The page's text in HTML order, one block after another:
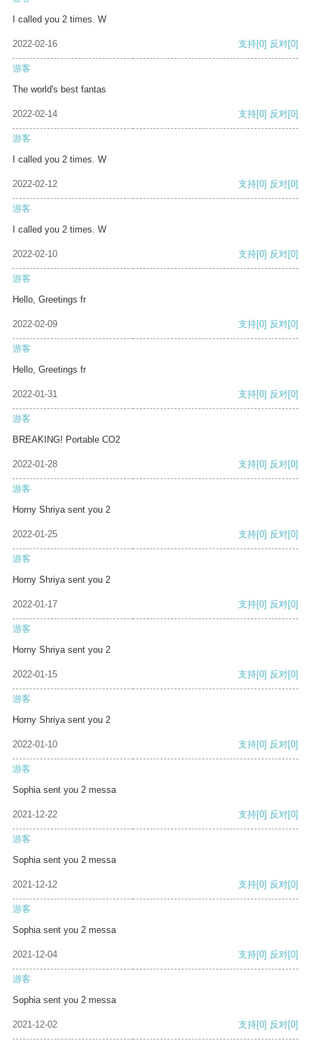
I called you 2 times. W
2022-02-16 支持[0] 反对[0]
游客
The world's best fantas
2022-02-14 支持[0] 反对[0]
游客
I called you 2 times. W
2022-02-12 支持[0] 反对[0]
游客
I called you 2 times. W
2022-02-10 支持[0] 反对[0]
游客
Hello, Greetings fr
2022-02-09 支持[0] 反对[0]
游客
Hello, Greetings fr
2022-01-31 支持[0] 反对[0]
游客
BREAKING! Portable CO2
2022-01-28 支持[0] 反对[0]
游客
Horny Shriya sent you 2
2022-01-25 支持[0] 反对[0]
游客
Horny Shriya sent you 2
2022-01-17 支持[0] 反对[0]
游客
Horny Shriya sent you 2
2022-01-15 支持[0] 反对[0]
游客
Horny Shriya sent you 2
2022-01-10 支持[0] 反对[0]
游客
Sophia sent you 2 messa
2021-12-22 支持[0] 反对[0]
游客
Sophia sent you 2 messa
2021-12-12 支持[0] 反对[0]
游客
Sophia sent you 2 messa
2021-12-04 支持[0] 反对[0]
游客
Sophia sent you 2 messa
2021-12-02 支持[0] 反对[0]